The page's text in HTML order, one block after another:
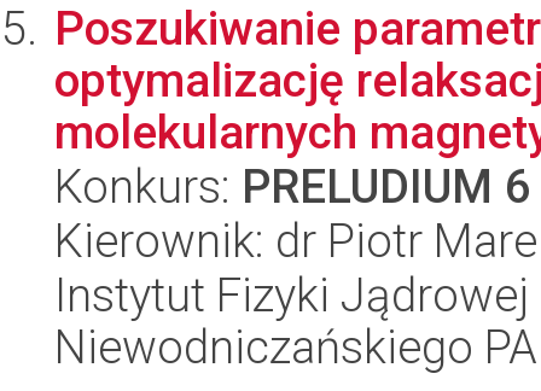
Poszukiwanie
optymalizację
molekularnych
Konkurs: PRELUDIUM 6
Kierownik: dr Piotr
Instytut Fizyki
Niewodniczańskiego